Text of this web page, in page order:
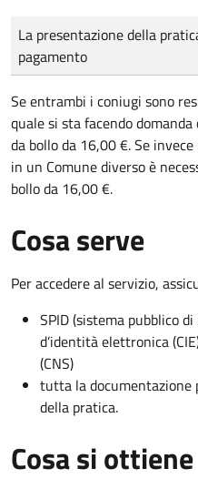
Tipo di pagamento
Importo
La presentazione della
pagamento
Se entrambi i coniugi sono
quale si sta facendo
da bollo da 16,00 €. Se
in un Comune diverso è
bollo da 16,00 €.
Cosa serve
Per accedere al servizio,
SPID (sistema pubblico
d’identità elettronica
(CNS)
tutta la documentazione
della pratica.
Cosa si ottiene